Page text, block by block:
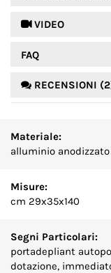
 VIDEO
FAQ
RECENSIONI
Materiale:
alluminio
Misure:
cm 29x35x140
Segni Particolari:
portadepliant
dotazione,